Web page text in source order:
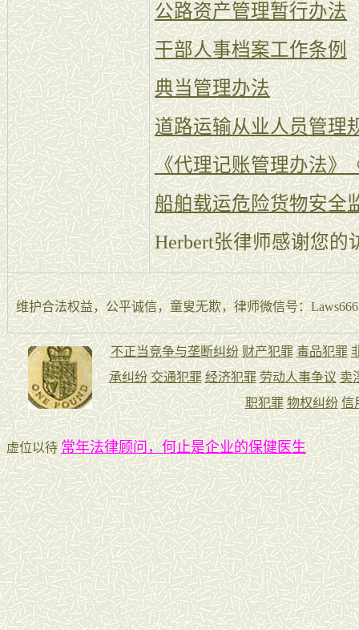
公路资产管理暂行办法
干部人事档案工作条例
典当管理办法
道路运输从业人员管理
《代理记账管理办法》
船舶载运危险货物安全
Herbert张律师感谢您的
维护合法权益，公平诚信，童叟无欺，律师微信号：
虚位以待常年法律顾问，何止是企业的保健医生